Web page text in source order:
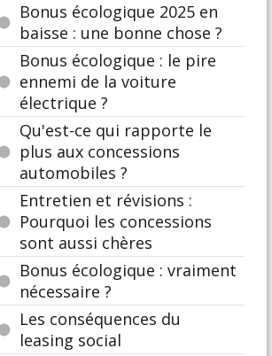
Bonus écologique 2025 en
baisse : une bonne chose ?
Bonus écologique : le pire
ennemi de la voiture
électrique ?
Qu'est-ce qui rapporte le
plus aux concessions
automobiles ?
Entretien et révisions :
Pourquoi les concessions
sont aussi chères
Bonus écologique : vraiment
nécessaire ?
Les conséquences du
leasing social